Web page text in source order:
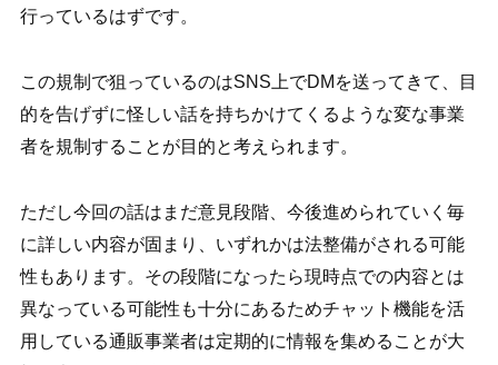
行っているはずです。
この規制で狙っているのはSNS上でDMを送ってきて、目
的を告げずに怪しい話を持ちかけてくるような変な事業
者を規制することが目的と考えられます。
ただし今回の話はまだ意見段階、今後進められていく毎
に詳しい内容が固まり、いずれかは法整備がされる可能
性もあります。その段階になったら現時点での内容とは
異なっている可能性も十分にあるためチャット機能を活
用している通販事業者は定期的に情報を集めることが大